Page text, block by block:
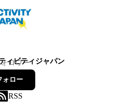
ィビティジャパン
ロワー
ォロー
RSS